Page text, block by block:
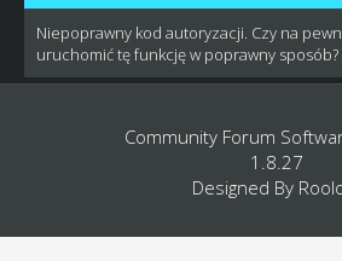
Niepoprawny kod autoryzacji. Czy na
uruchomić tę funkcję w poprawny
Community Forum
1.8.27
Designed By